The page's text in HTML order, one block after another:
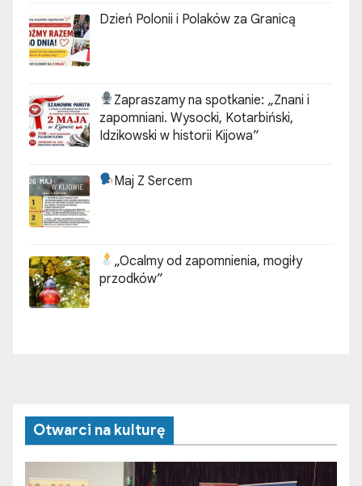
Dzień Polonii i Polaków za Granicą
Zapraszamy na spotkanie: „Znani i
zapomniani. Wysocki, Kotarbiński,
Idzikowski w historii Kijowa”
Maj Z Sercem
„Ocalmy od zapomnienia, mogiły
przodków”
Otwarci na kulturę